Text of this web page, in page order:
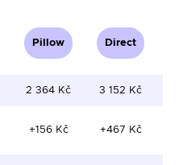
Pillow Direct
2 364 Kč 3 152 Kč
+156 Kč +467 Kč